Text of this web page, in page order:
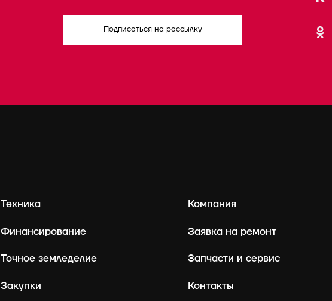
Подписаться на рассылку
Техника
Финансирование
Точное земледелие
Закупки
Компания
Заявка на ремонт
Запчасти и сервис
Контакты